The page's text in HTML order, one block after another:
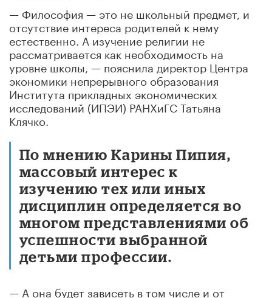
— Философия — это не школьный предмет, и
отсутствие интереса родителей к нему
естественно. А изучение религии не
рассматривается как необходимость на
уровне школы, — пояснила директор Центра
экономики непрерывного образования
Института прикладных экономических
исследований (ИПЭИ) РАНХиГС Татьяна
Клячко.
По мнению Карины Пипия,
массовый интерес к
изучению тех или иных
дисциплин определяется во
многом представлениями об
успешности выбранной
детьми профессии.
— А она будет зависеть в том числе и от